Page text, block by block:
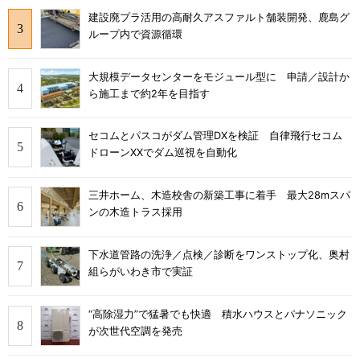
建設廃プラ活用の高耐久アスファルト舗装開発、鹿島グ
ループ内で資源循環
大規模データセンターをモジュール型に 申請／設計か
ら施工まで約2年を目指す
セコムとパスコがダム管理DXを検証 自律飛行セコム
ドローンXXでダム巡視を自動化
三井ホーム、木造校舎の新築工事に着手 最大28mスパ
ンの木造トラス採用
下水道管路の洗浄／点検／診断をワンストップ化、奥村
組らがいわき市で実証
“高除湿力”で猛暑でも快適 積水ハウスとパナソニック
が次世代空調を発売